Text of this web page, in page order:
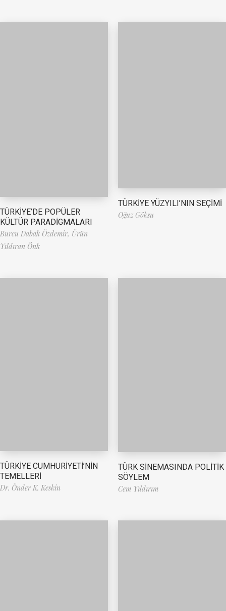
TÜRKİYE’DE POPÜLER
KÜLTÜR PARADİGMALARI
Burcu Dabak Özdemir, Ürün
Yıldıran Önk
TÜRKİYE YÜZYILI’NIN SEÇİMİ
Oğuz Göksu
TÜRKİYE CUMHURİYETİ’NİN
TEMELLERİ
Dr. Önder K. Keskin
TÜRK SİNEMASINDA POLİTİK
SÖYLEM
Cem Yıldırım